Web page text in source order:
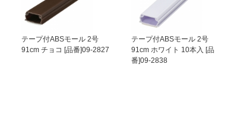
テープ付ABSモール 2号
91cm チョコ [品番]09-2827
テープ付ABSモール 2号
91cm ホワイト 10本入 [品
番]09-2838